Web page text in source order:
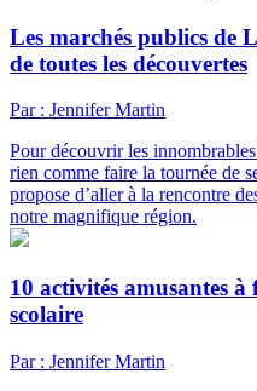
Les marchés publics de
de toutes les découvertes
Par : Jennifer Martin
Pour découvrir les
rien comme faire la tournée de
propose d’aller à la rencontre
notre magnifique région.
10 activités amusantes
scolaire
Par : Jennifer Martin